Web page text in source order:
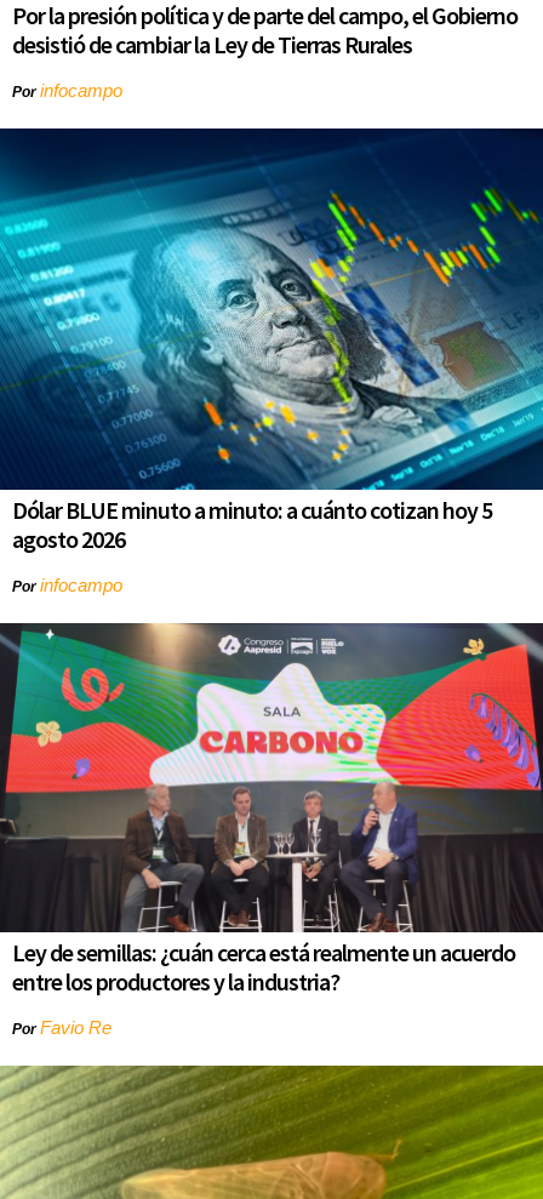
Por la presión política y de parte del campo, el Gobierno
desistió de cambiar la Ley de Tierras Rurales
Porinfocampo
Dólar BLUE minuto a minuto: a cuánto cotizan hoy 5
agosto 2026
Porinfocampo
Ley de semillas: ¿cuán cerca está realmente un acuerdo
entre los productores y la industria?
PorFavio Re